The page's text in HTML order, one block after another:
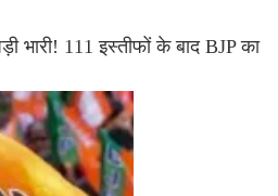
भारी! 111 इस्तीफों के बाद BJP का